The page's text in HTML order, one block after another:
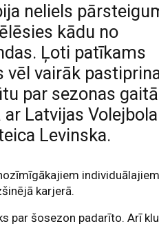
neliels
kādu no
Ļoti patīkams
vēl vairāk
par sezonas gaitā
Latvijas Volejbola
Levinska.
individuālajiem
karjerā.
par šosezon padarīto. Arī